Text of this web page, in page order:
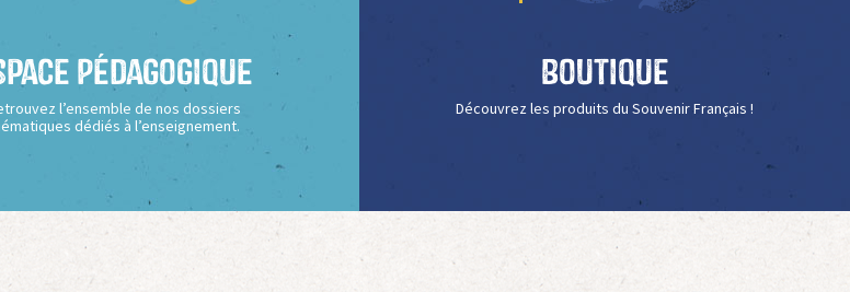
Pédagogique
l’ensemble de nos dossiers
dédiés à l’enseignement.
Boutique
Découvrez les produits du Souvenir Français !